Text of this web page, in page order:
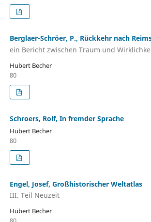
Berglaer-Schröer, P., Rückkehr nach
ein Bericht zwischen Traum und
Hubert Becher
80
Schroers, Rolf, In fremder Sprache
Hubert Becher
80
Engel, Josef, Großhistorischer Weltatlas
III. Teil Neuzeit
Hubert Becher